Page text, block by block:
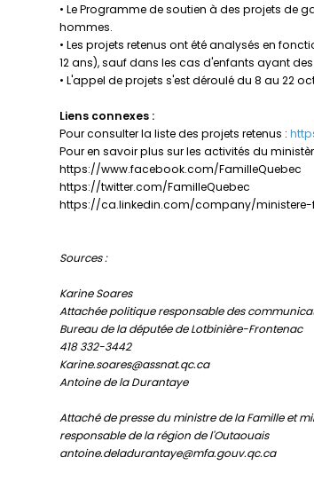
• Le Programme de soutien à des projets de
hommes.
• Les projets retenus ont été analysés en
12 ans), sauf dans les cas d'enfants ayant
• L'appel de projets s'est déroulé du 8 au 22
Liens connexes :
Pour consulter la liste des projets retenus :
Pour en savoir plus sur les activités du
https://www.facebook.com/FamilleQuebec
https://twitter.com/FamilleQuebec
https://ca.linkedin.com/company/
Sources :
Karine Soares
Attachée politique responsable des
Bureau de la députée de Lotbinière-Frontenac
418 332-3442
Karine.soares@assnat.qc.ca
Antoine de la Durantaye
Attaché de presse du ministre de la Famille et
responsable de la région de l'Outaouais
antoine.deladurantaye@mfa.gouv.qc.ca